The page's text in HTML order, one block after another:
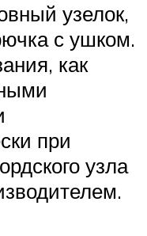
узелок,
с ушком.
как
при
узла